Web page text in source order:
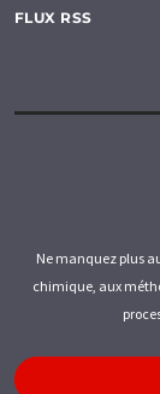
FLUX RSS
Ne manquez plus
chimique, aux